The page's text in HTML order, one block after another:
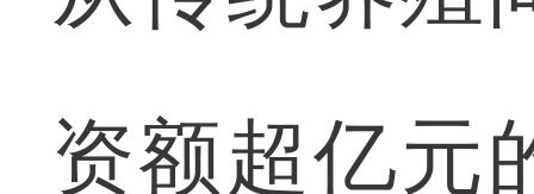
资额超亿元